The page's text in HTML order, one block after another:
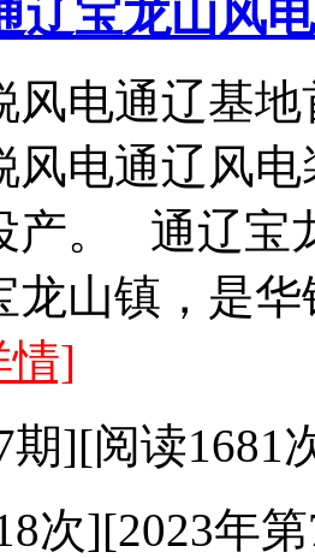
辽宝龙山风
风电通辽基
风电通辽风
产。 通辽宝
龙山镇，是
情]
期][阅读1681
次][2023年